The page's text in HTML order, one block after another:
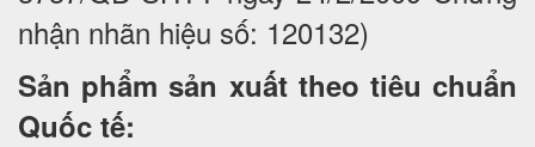
nhận nhãn hiệu số: 120132)
Sản phẩm sản xuất theo tiêu chuẩn
Quốc tế: